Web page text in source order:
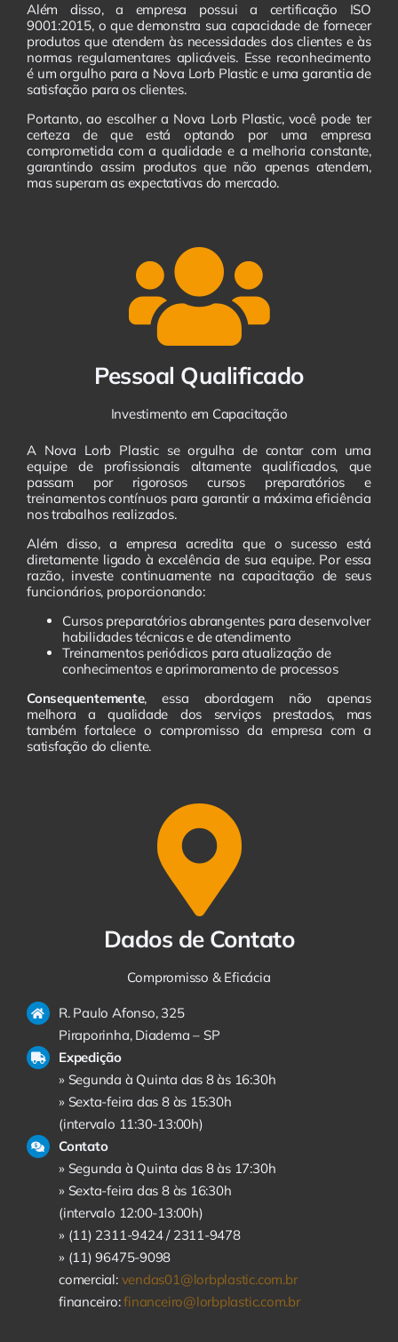
Além disso, a empresa possui a certificação ISO
9001:2015, o que demonstra sua capacidade de fornecer
produtos que atendem às necessidades dos clientes e às
normas regulamentares aplicáveis. Esse reconhecimento
é um orgulho para a Nova Lorb Plastic e uma garantia de
satisfação para os clientes.
Portanto, ao escolher a Nova Lorb Plastic, você pode ter
certeza de que está optando por uma empresa
comprometida com a qualidade e a melhoria constante,
garantindo assim produtos que não apenas atendem,
mas superam as expectativas do mercado.
Pessoal Qualificado
Investimento em Capacitação
A Nova Lorb Plastic se orgulha de contar com uma
equipe de profissionais altamente qualificados, que
passam por rigorosos cursos preparatórios e
treinamentos contínuos para garantir a máxima eficiência
nos trabalhos realizados.
Além disso, a empresa acredita que o sucesso está
diretamente ligado à excelência de sua equipe. Por essa
razão, investe continuamente na capacitação de seus
funcionários, proporcionando:
Cursos preparatórios abrangentes para desenvolver
habilidades técnicas e de atendimento
Treinamentos periódicos para atualização de
conhecimentos e aprimoramento de processos
Consequentemente, essa abordagem não apenas
melhora a qualidade dos serviços prestados, mas
também fortalece o compromisso da empresa com a
satisfação do cliente.
Dados de Contato
Compromisso & Eficácia
R. Paulo Afonso, 325
Piraporinha, Diadema – SP
Expedição
» Segunda à Quinta das 8 às 16:30h
» Sexta-feira das 8 às 15:30h
(intervalo 11:30-13:00h)
Contato
» Segunda à Quinta das 8 às 17:30h
» Sexta-feira das 8 às 16:30h
(intervalo 12:00-13:00h)
» (11) 2311-9424 / 2311-9478
» (11) 96475-9098
comercial: vendas01@lorbplastic.com.br
financeiro:financeiro@lorbplastic.com.br